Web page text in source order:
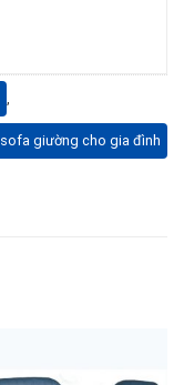
sofa giường cho gia đình